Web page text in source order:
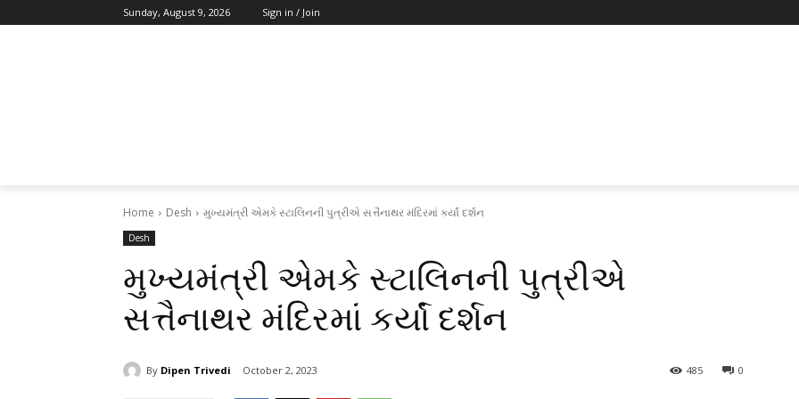
Sunday, August 9, 2026 Sign in / Join
Home Desh મુખ્યમંત્રી એમકે સ્ટાલિનની પુત્રીએ સત્તૈનાથર મંદિરમાં કર્યાં દર્શન
Desh
મુખ્યમંત્રી એમકે સ્ટાલિનની પુત્રીએ
સત્તૈનાથર મંદિરમાં કર્યાં દર્શન
By Dipen Trivedi October 2, 2023 0
485